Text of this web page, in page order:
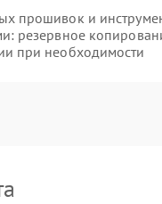
прошивок и
резервное
при необходимости